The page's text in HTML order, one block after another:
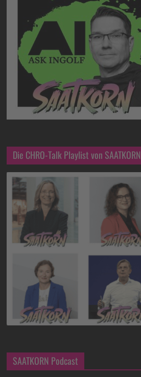
Die CHRO-Talk Playlist von SAATKORN
SAATKORN Podcast